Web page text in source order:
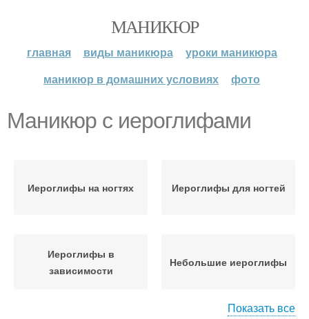
МАНИКЮР
главная виды маникюра
уроки маникюра
маникюр в домашних условиях
фото
Маникюр с иероглифами
Иероглифы на ногтях Иероглифы для ногтей
Иероглифы в
зависимости
Небольшие иероглифы
Показать все